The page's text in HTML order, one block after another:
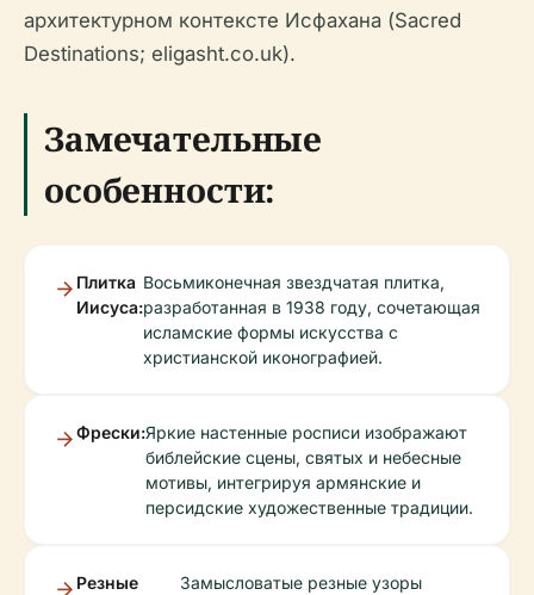
архитектурном контексте Исфахана (Sacred
Destinations; eligasht.co.uk).
Замечательные
особенности:
Плитка
Иисуса:
Восьмиконечная звездчатая плитка,
разработанная в 1938 году, сочетающая
исламские формы искусства с
христианской иконографией.
Фрески:Яркие настенные росписи изображают
библейские сцены, святых и небесные
мотивы, интегрируя армянские и
персидские художественные традиции.
Резные
Замысловатые резные узоры